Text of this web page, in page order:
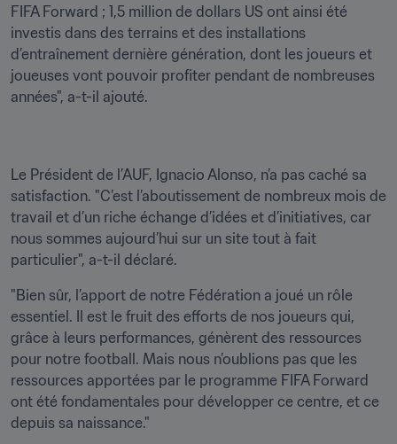
FIFA Forward ; 1,5 million de dollars US ont ainsi été
investis dans des terrains et des installations
d’entraînement dernière génération, dont les joueurs et
joueuses vont pouvoir profiter pendant de nombreuses
années", a-t-il ajouté.
Le Président de l’AUF, Ignacio Alonso, n’a pas caché sa
satisfaction. "C’est l’aboutissement de nombreux mois de
travail et d’un riche échange d’idées et d’initiatives, car
nous sommes aujourd’hui sur un site tout à fait
particulier", a-t-il déclaré.
"Bien sûr, l’apport de notre Fédération a joué un rôle
essentiel. Il est le fruit des efforts de nos joueurs qui,
grâce à leurs performances, génèrent des ressources
pour notre football. Mais nous n’oublions pas que les
ressources apportées par le programme FIFA Forward
ont été fondamentales pour développer ce centre, et ce
depuis sa naissance."